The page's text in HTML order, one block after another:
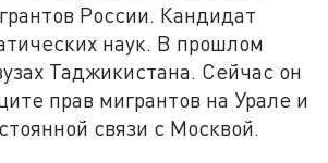
России. Кандидат
наук. В прошлом
Таджикистана. Сейчас он
прав мигрантов на Урале и
связи с Москвой.